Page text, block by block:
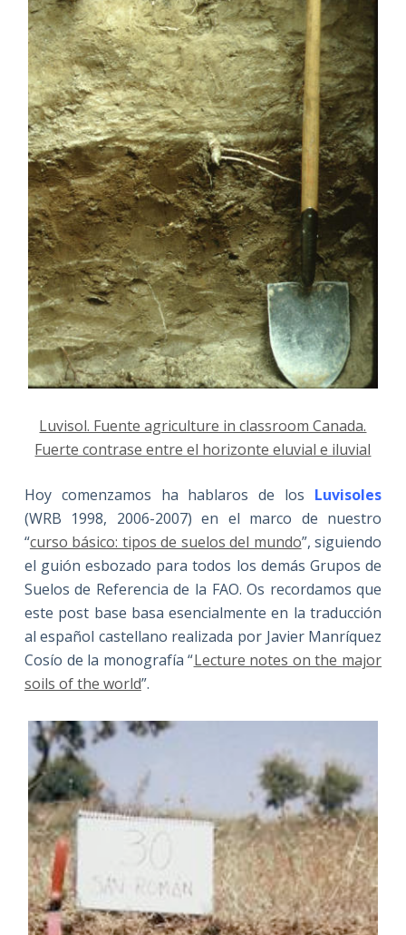
Luvisol. Fuente agriculture in classroom Canada.
Fuerte contrase entre el horizonte eluvial e iluvial
Hoy comenzamos ha hablaros de los Luvisoles
(WRB 1998, 2006-2007) en el marco de nuestro
“curso básico: tipos de suelos del mundo”, siguiendo
el guión esbozado para todos los demás Grupos de
Suelos de Referencia de la FAO. Os recordamos que
este post base basa esencialmente en la traducción
al español castellano realizada por Javier Manríquez
Cosío de la monografía “Lecture notes on the major
soils of the world”.